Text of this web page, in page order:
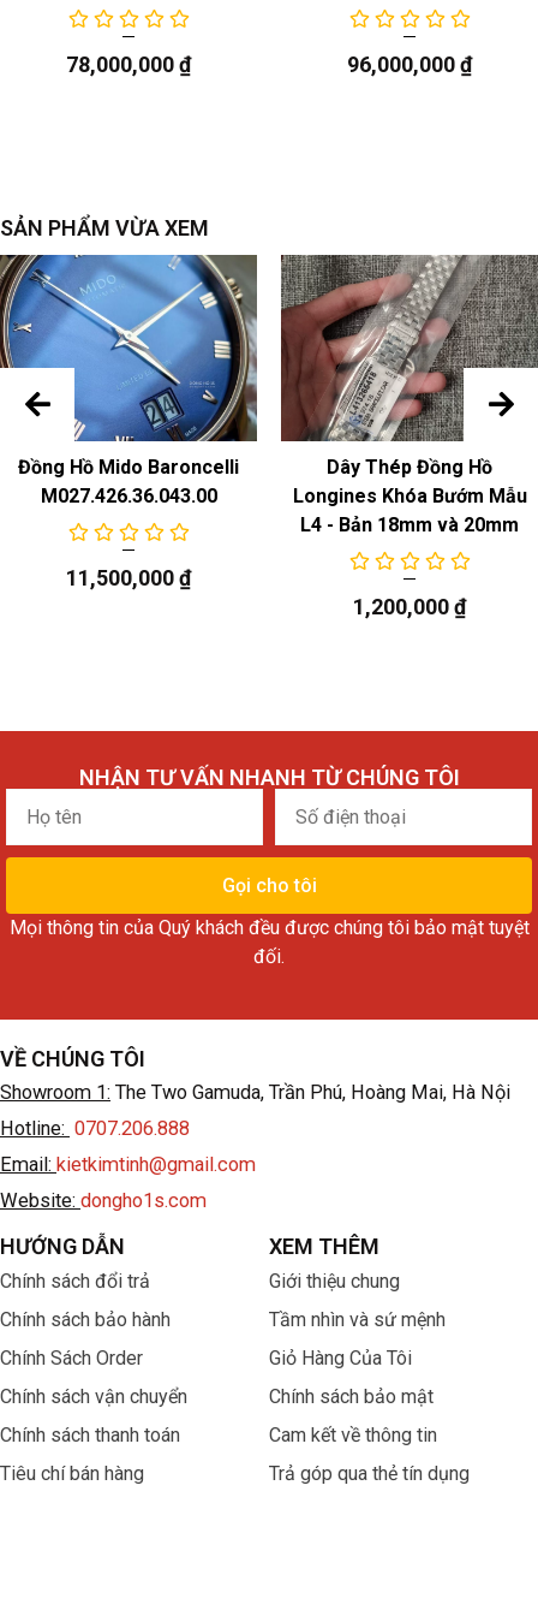
Model: ETA 2895-2, bộ máy cơ tự động, dự trữ năng
78,000,000₫ 96,000,000₫
SẢN PHẨM VỪA XEM
Đồng Hồ Mido Baroncelli
M027.426.36.043.00
11,500,000₫
Dây Thép Đồng Hồ
Longines Khóa Bướm Mẫu
L4 - Bản 18mm và 20mm
1,200,000₫
NHẬN TƯ VẤN NHANH TỪ CHÚNG TÔI
Họ
tên
điện
thoại
Gọi cho tôi
Mọi thông tin của Quý khách đều được chúng tôi bảo mật tuyệt
đối.
VỀ CHÚNG TÔI
Showroom 1: The Two Gamuda, Trần Phú, Hoàng Mai, Hà Nội
Hotline: 0707.206.888
Email: kietkimtinh@gmail.com
Website: dongho1s.com
HƯỚNG DẪN
Chính sách đổi trả
Chính sách bảo hành
Chính Sách Order
Chính sách vận chuyển
Chính sách thanh toán
Tiêu chí bán hàng
XEM THÊM
Giới thiệu chung
Tầm nhìn và sứ mệnh
Giỏ Hàng Của Tôi
Chính sách bảo mật
Cam kết về thông tin
Trả góp qua thẻ tín dụng